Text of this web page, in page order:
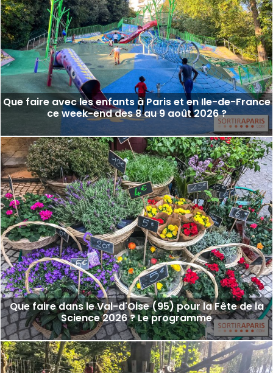
Que faire avec les enfants à Paris et en Ile-de-France
ce week-end des 8 au 9 août 2026 ?
Que faire dans le Val-d'Oise (95) pour la Fête de la
Science 2026 ? Le programme